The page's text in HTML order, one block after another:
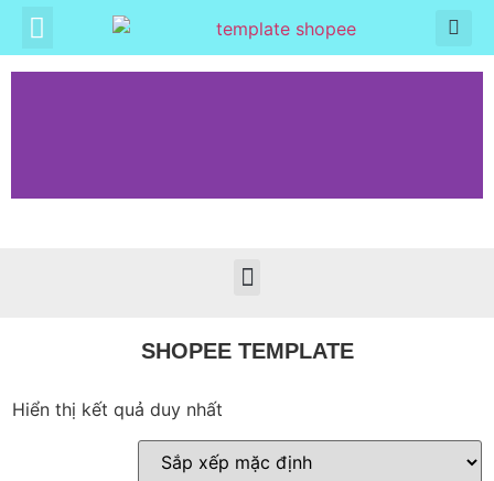
SHOPEE TEMPLATE
Hiển thị kết quả duy nhất